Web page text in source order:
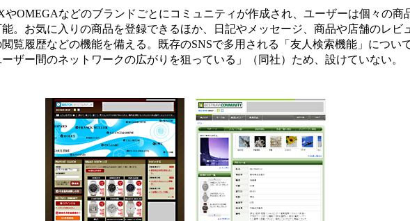
OMEGAなどのブランドごとにコミュニティが作成され、ユーザーは個々の商
。お気に入りの商品を登録できるほか、日記やメッセージ、商品や店舗のレビ
覧履歴などの機能を備える。既存のSNSで多用される「友人検索機能」につい
ザー間のネットワークの広がりを狙っている」（同社）ため、設けていない。